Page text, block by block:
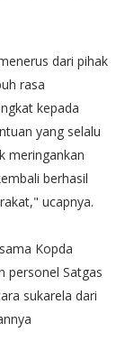
dari pihak
rasa
kepada
yang selalu
meringankan
berhasil
ucapnya.
Kopda
personel Satgas
sukarela dari